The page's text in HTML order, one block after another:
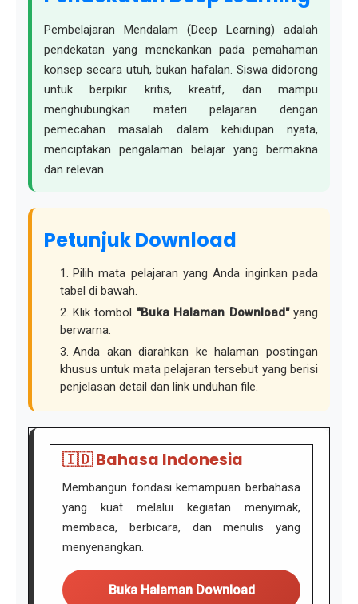
Pembelajaran Mendalam (Deep Learning) adalah
pendekatan yang menekankan pada pemahaman
konsep secara utuh, bukan hafalan. Siswa didorong
untuk berpikir kritis, kreatif, dan mampu
menghubungkan materi pelajaran dengan
pemecahan masalah dalam kehidupan nyata,
menciptakan pengalaman belajar yang bermakna
dan relevan.
Petunjuk Download
Pilih mata pelajaran yang Anda inginkan pada
tabel di bawah.
Klik tombol "Buka Halaman Download"yang
berwarna.
Anda akan diarahkan ke halaman postingan
khusus untuk mata pelajaran tersebut yang berisi
penjelasan detail dan link unduhan file.
🇮🇩 Bahasa Indonesia
Membangun fondasi kemampuan berbahasa
yang kuat melalui kegiatan menyimak,
membaca, berbicara, dan menulis yang
menyenangkan.
Buka Halaman Download